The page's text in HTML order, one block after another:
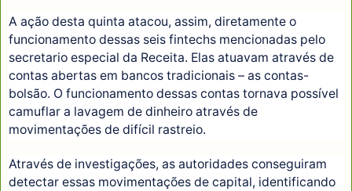
A ação desta quinta atacou, assim, diretamente o
funcionamento dessas seis fintechs mencionadas pelo
secretario especial da Receita. Elas atuavam através de
contas abertas em bancos tradicionais – as contas-
bolsão. O funcionamento dessas contas tornava possível
camuflar a lavagem de dinheiro através de
movimentações de difícil rastreio.
Através de investigações, as autoridades conseguiram
detectar essas movimentações de capital, identificando